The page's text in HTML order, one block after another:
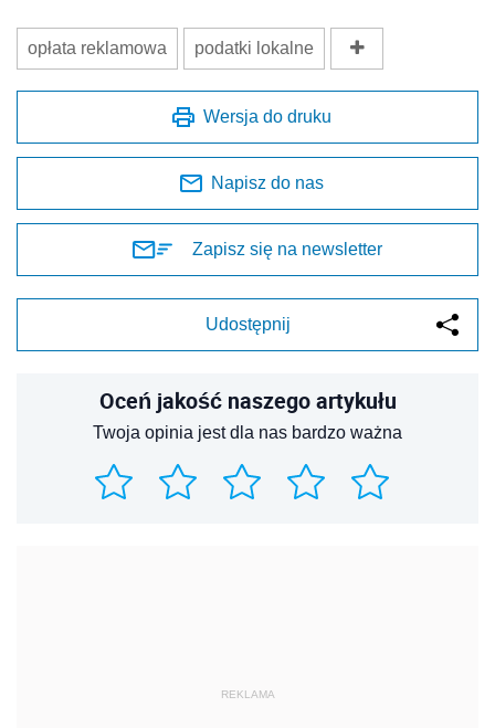
opłata reklamowa podatki lokalne
Wersja do druku
Napisz do nas
Zapisz się na newsletter
Udostępnij
Oceń jakość naszego artykułu
Twoja opinia jest dla nas bardzo ważna
REKLAMA